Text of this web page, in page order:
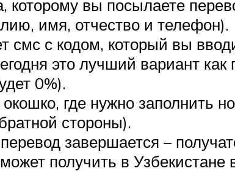
которому вы посылаете
имя, отчество и телефон).
с кодом, который вы
это лучший вариант как
0%).
где нужно заполнить
стороны).
завершается –
получить в